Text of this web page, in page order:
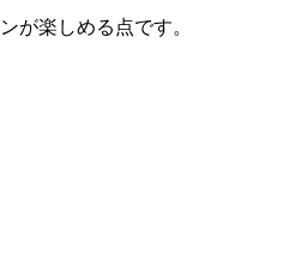
が楽しめる点です。